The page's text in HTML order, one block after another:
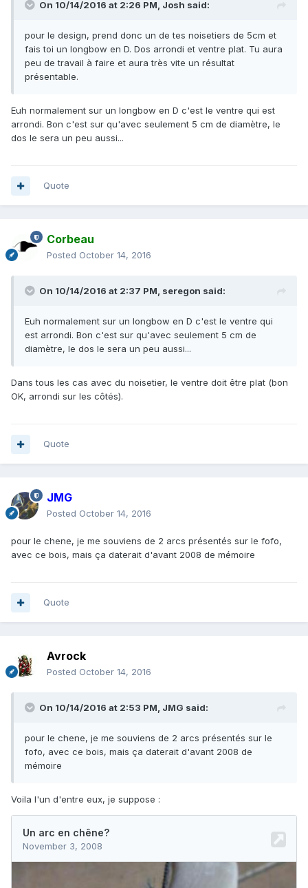
On 10/14/2016 at 2:26 PM, Josh said:
pour le design, prend donc un de tes noisetiers de 5cm et
fais toi un longbow en D. Dos arrondi et ventre plat. Tu aura
peu de travail à faire et aura très vite un résultat
présentable.
Euh normalement sur un longbow en D c'est le ventre qui est
arrondi. Bon c'est sur qu'avec seulement 5 cm de diamètre, le
dos le sera un peu aussi...
Quote
Corbeau
Posted October 14, 2016
On 10/14/2016 at 2:37 PM, seregon said:
Euh normalement sur un longbow en D c'est le ventre qui
est arrondi. Bon c'est sur qu'avec seulement 5 cm de
diamètre, le dos le sera un peu aussi...
Dans tous les cas avec du noisetier, le ventre doit être plat (bon
OK, arrondi sur les côtés).
Quote
JMG
Posted October 14, 2016
pour le chene, je me souviens de 2 arcs présentés sur le fofo,
avec ce bois, mais ça daterait d'avant 2008 de mémoire
Quote
Avrock
Posted October 14, 2016
On 10/14/2016 at 2:53 PM, JMG said:
pour le chene, je me souviens de 2 arcs présentés sur le
fofo, avec ce bois, mais ça daterait d'avant 2008 de
mémoire
Voila l'un d'entre eux, je suppose :